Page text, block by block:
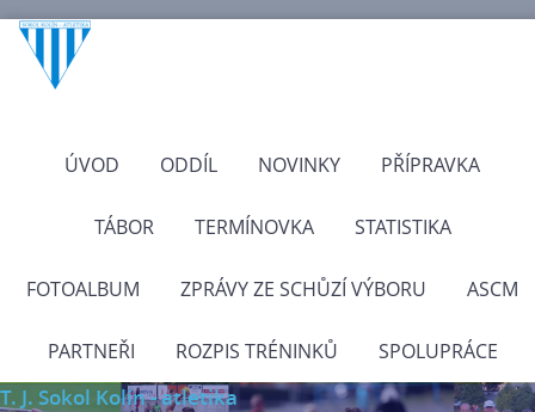
ÚVOD ODDÍL NOVINKY PŘÍPRAVKA
TÁBOR TERMÍNOVKA STATISTIKA
FOTOALBUM ZPRÁVY ZE SCHŮZÍ VÝBORU ASCM
PARTNEŘI ROZPIS TRÉNINKŮ SPOLUPRÁCE
T. J. Sokol Kolín - atletika